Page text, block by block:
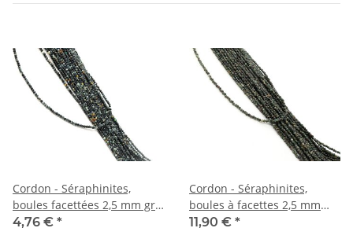
Cordon - Séraphinites,
boules facettées 2,5 mm gris
foncé multicolore, longueur
4,76 € *
Cordon - Séraphinites,
boules à facettes 2,5 mm
vert mousse, longueur 38
11,90 € *